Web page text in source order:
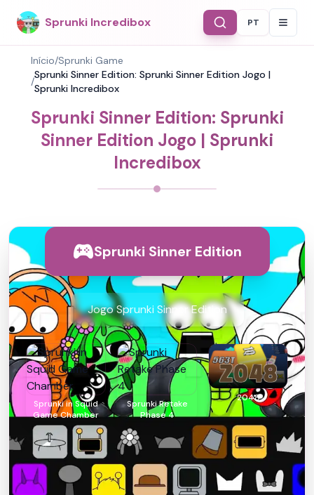
Sprunki Incredibox Select
PT
Início/Sprunki Game
/
Sprunki Sinner Edition: Sprunki Sinner Edition Jogo |
Sprunki Incredibox
Sprunki Sinner Edition: Sprunki
Sinner Edition Jogo | Sprunki
Incredibox
Sprunki Sinner Edition
Jogo Sprunki Sinner Edition
Sprunki in Squid
Game Chamber
Sprunki Retake
Phase 4
2048